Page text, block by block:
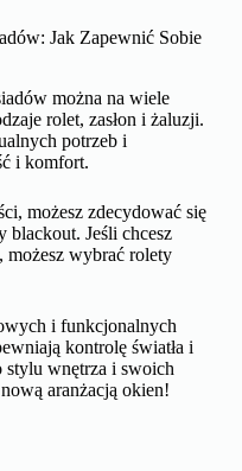
Jak Zapewnić Sobie
można na wiele
rolet, zasłon i żaluzji.
potrzeb i
i komfort.
możesz zdecydować się
blackout. Jeśli chcesz
możesz wybrać rolety
i funkcjonalnych
kontrolę światła i
stylu wnętrza i swoich
aranżacją okien!